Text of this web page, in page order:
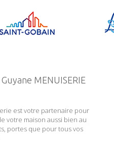
MENUISERIE
est votre partenaire pour
votre maison aussi bien au
portes que pour tous vos